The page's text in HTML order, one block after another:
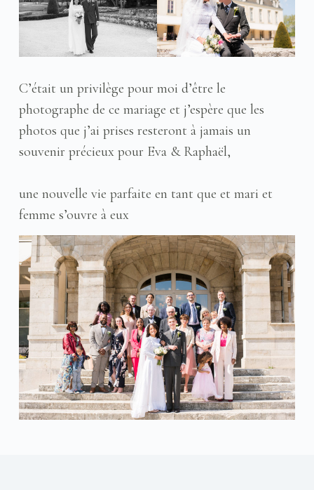
C’était un privilège pour moi d’être le
photographe de ce mariage et j’espère que les
photos que j’ai prises resteront à jamais un
souvenir précieux pour Eva & Raphaël,
une nouvelle vie parfaite en tant que et mari et
femme s’ouvre à eux